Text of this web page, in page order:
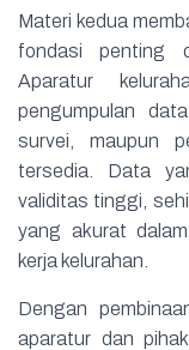
Materi kedua
fondasi penting
Aparatur
pengumpulan
survei, maupun
tersedia. Data
validitas tinggi,
yang akurat
kerja kelurahan.
Dengan
aparatur dan